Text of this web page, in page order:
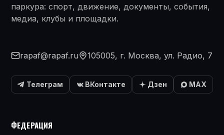
паркура: спорт, движение, документы, события,
медиа, клубы и площадки.
rapaf@rapaf.ru 105005, г. Москва, ул. Радио, 7
Телеграм ВКонтакте Дзен MAX
ФЕДЕРАЦИЯ